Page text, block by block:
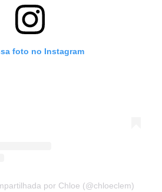
foto no Instagram
por Chloe (@chloeclem)